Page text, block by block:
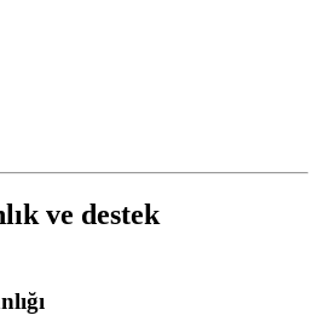
ve destek